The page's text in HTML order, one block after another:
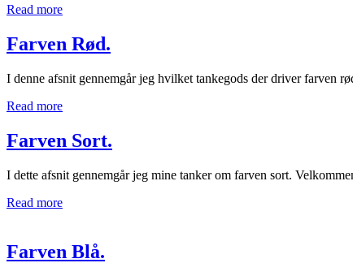
Read more
Farven Rød.
I denne afsnit gennemgår jeg hvilket tankegods der driver farven
Read more
Farven Sort.
I dette afsnit gennemgår jeg mine tanker om farven sort.
Read more
Farven Blå.